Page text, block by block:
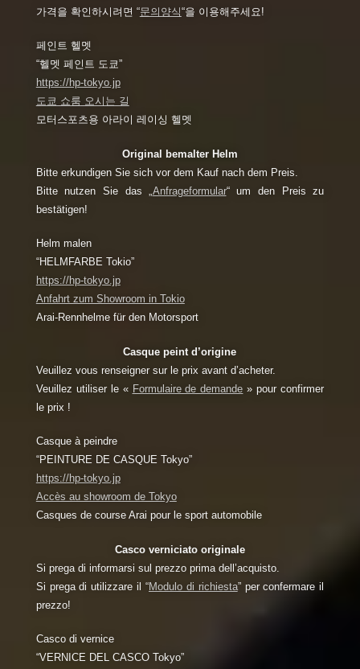
가격을 확인하시려면 “문의양식“을 이용해주세요!
페인트 헬멧
“헬멧 페인트 도쿄”
https://hp-tokyo.jp
도쿄 쇼룸 오시는 길
모터스포츠용 아라이 레이싱 헬멧
Original bemalter Helm
Bitte erkundigen Sie sich vor dem Kauf nach dem Preis.
Bitte nutzen Sie das „ Anfrageformular“ um den Preis zu
bestätigen!
Helm malen
“HELMFARBE Tokio”
https://hp-tokyo.jp
Anfahrt zum Showroom in Tokio
Arai-Rennhelme für den Motorsport
Casque peint d’origine
Veuillez vous renseigner sur le prix avant d’acheter.
Veuillez utiliser le « Formulaire de demande » pour confirmer
le prix !
Casque à peindre
“PEINTURE DE CASQUE Tokyo”
https://hp-tokyo.jp
Accès au showroom de Tokyo
Casques de course Arai pour le sport automobile
Casco verniciato originale
Si prega di informarsi sul prezzo prima dell’acquisto.
Si prega di utilizzare il “Modulo di richiesta” per confermare il
prezzo!
Casco di vernice
“VERNICE DEL CASCO Tokyo”